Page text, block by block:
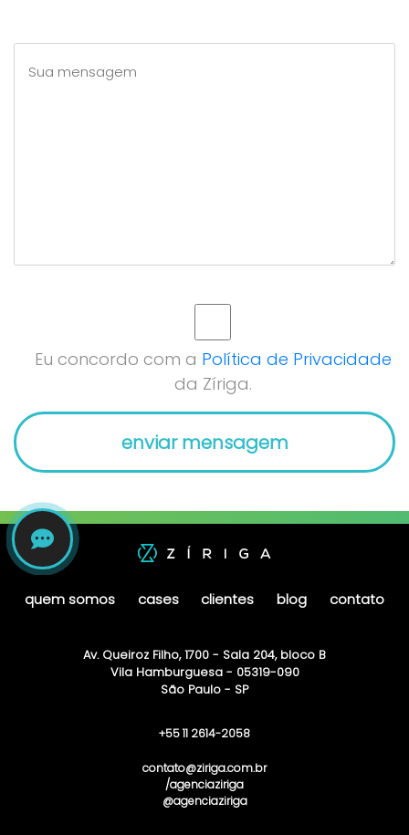
Eu concordo com a Política de Privacidade
da Zíriga.
quem somos cases clientes blog contato
Av. Queiroz Filho, 1700 - Sala 204, bloco B
Vila Hamburguesa - 05319-090
São Paulo - SP
+55 11 2614-2058
contato@ziriga.com.br
/agenciaziriga
@agenciaziriga